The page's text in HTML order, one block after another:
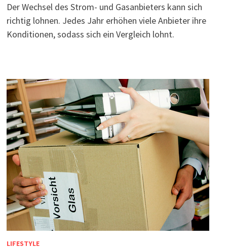
Der Wechsel des Strom- und Gasanbieters kann sich
richtig lohnen. Jedes Jahr erhöhen viele Anbieter ihre
Konditionen, sodass sich ein Vergleich lohnt.
LIFESTYLE